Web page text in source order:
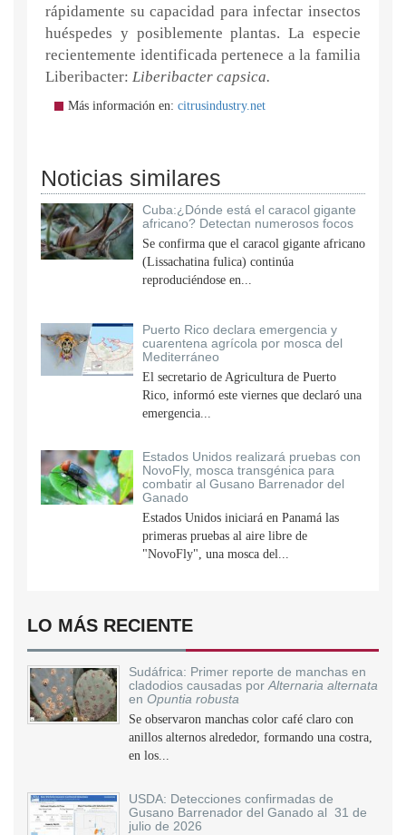
rápidamente su capacidad para infectar insectos
huéspedes y posiblemente plantas. La especie
recientemente identificada pertenece a la familia
Liberibacter: Liberibacter capsica.
Más información en: citrusindustry.net
Noticias similares
Cuba:¿Dónde está el caracol gigante
africano? Detectan numerosos focos
Se confirma que el caracol gigante africano
(Lissachatina fulica) continúa
reproduciéndose en...
Puerto Rico declara emergencia y
cuarentena agrícola por mosca del
Mediterráneo
El secretario de Agricultura de Puerto
Rico, informó este viernes que declaró una
emergencia...
Estados Unidos realizará pruebas con
NovoFly, mosca transgénica para
combatir al Gusano Barrenador del
Ganado
Estados Unidos iniciará en Panamá las
primeras pruebas al aire libre de
"NovoFly", una mosca del...
LO MÁS RECIENTE
Sudáfrica: Primer reporte de manchas en
cladodios causadas porAlternaria alternata
en Opuntia robusta
Se observaron manchas color café claro con
anillos alternos alrededor, formando una costra,
en los...
USDA: Detecciones confirmadas de
Gusano Barrenador del Ganado al 31 de
julio de 2026